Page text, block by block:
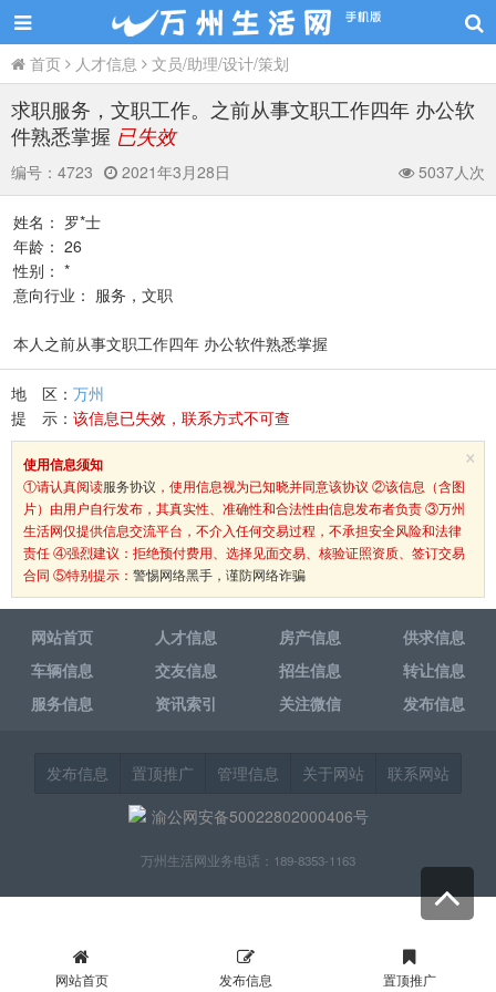
首页 人才信息 文员/助理/设计/策划
求职服务，文职工作。之前从事文职工作四年 办公软
件熟悉掌握 已失效
编号： 4723 2021年3月28日 5037人次
姓名： 罗*士
年龄： 26
性别： *
意向行业： 服务，文职
本人之前从事文职工作四年 办公软件熟悉掌握
地 区： 万州
提 示： 该信息已失效，联系方式不可查
×
使用信息须知
①请认真阅读服务协议 ，使用信息视为已知晓并同意该协议 ②该信息（含图
片）由用户自行发布，其真实性、准确性和合法性由信息发布者负责 ③万州
生活网仅提供信息交流平台，不介入任何交易过程，不承担安全风险和法律
责任 ④强烈建议：拒绝预付费用、选择见面交易、核验证照资质、签订交易
合同 ⑤特别提示： 警惕网络黑手，谨防网络诈骗
网站首页 人才信息 房产信息
供求信息
车辆信息
交友信息 招生信息
转让信息
服务信息
资讯索引 关注微信 发布信息
发布信息 置顶推广 管理信息 关于网站
联系网站
渝公网安备50022802000406号
万州生活网业务电话：189-8353-1163
网站首页 发布信息 置顶推广